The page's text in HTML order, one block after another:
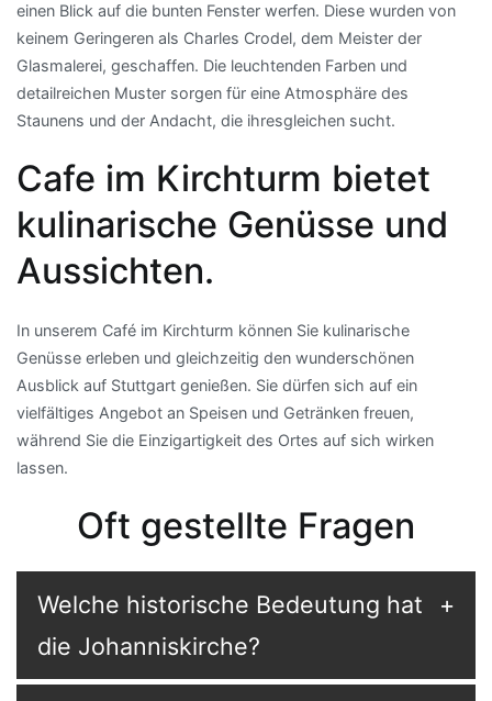
einen Blick auf die bunten Fenster werfen. Diese wurden von
keinem Geringeren als Charles Crodel, dem Meister der
Glasmalerei, geschaffen. Die leuchtenden Farben und
detailreichen Muster sorgen für eine Atmosphäre des
Staunens und der Andacht, die ihresgleichen sucht.
Cafe im Kirchturm bietet
kulinarische Genüsse und
Aussichten.
In unserem Café im Kirchturm können Sie kulinarische
Genüsse erleben und gleichzeitig den wunderschönen
Ausblick auf Stuttgart genießen. Sie dürfen sich auf ein
vielfältiges Angebot an Speisen und Getränken freuen,
während Sie die Einzigartigkeit des Ortes auf sich wirken
lassen.
Oft gestellte Fragen
Welche historische Bedeutung hat
die Johanniskirche?